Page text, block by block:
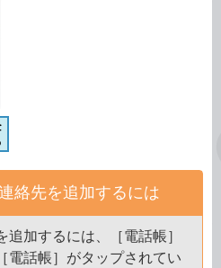
絡先を追加するには
加するには、［電話帳］
電話帳］がタップされてい